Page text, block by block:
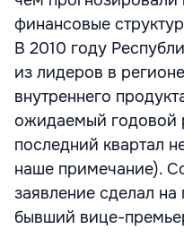
финансовые
В 2010 году
из лидеров в
внутреннего
ожидаемый годовой
последний квартал
наше примечание).
заявление сделал
бывший вице-